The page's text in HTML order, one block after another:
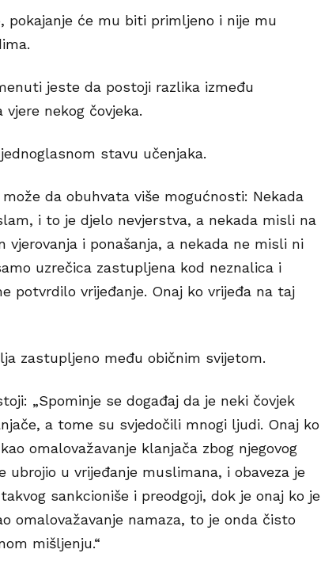
pokajanje će mu biti primljeno i nije mu
jeste da postoji razlika između
nekog čovjeka.
stavu učenjaka.
da obuhvata više mogućnosti: Nekada
i to je djelo nevjerstva, a nekada misli na
vjerovanja i ponašanja, a nekada ne misli ni
uzrečica zastupljena kod neznalica i
potvrdilo vrijeđanje. Onaj ko vrijeđa na taj
zastupljeno među običnim svijetom.
„Spominje se događaj da je neki čovjek
a tome su svjedočili mnogi ljudi. Onaj ko
omalovažavanje klanjača zbog njegovog
ubrojio u vrijeđanje muslimana, i obaveza je
sankcioniše i preodgoji, dok je onaj ko je
omalovažavanje namaza, to je onda čisto
mišljenju.“